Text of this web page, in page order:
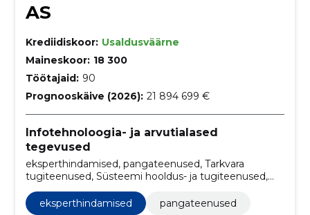
AS
Krediidiskoor: Usaldusväärne
Maineskoor: 18 300
Töötajaid: 90
Prognooskäive (2026): 21 894 699 €
Infotehnoloogia- ja arvutialased
tegevused
eksperthindamised, pangateenused, Tarkvara
tugiteenused, Süsteemi hooldus- ja tugiteenused,
Turvatarkvarapakett, Teenusepakkuja teenused
eksperthindamised
pangateenused